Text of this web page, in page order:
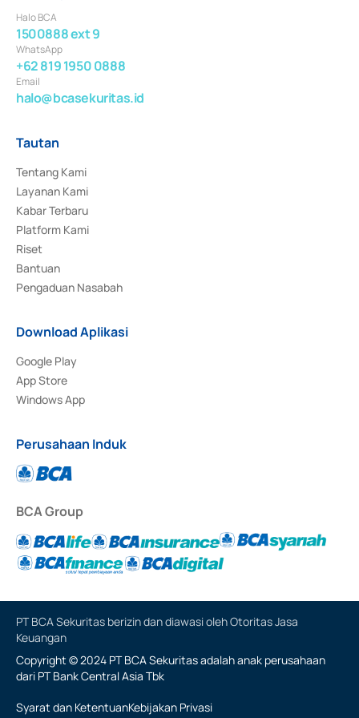
Halo BCA
1500888 ext 9
WhatsApp
+62 819 1950 0888
Email
halo@bcasekuritas.id
Tautan
Tentang Kami
Layanan Kami
Kabar Terbaru
Platform Kami
Riset
Bantuan
Pengaduan Nasabah
Download Aplikasi
Google Play
App Store
Windows App
Perusahaan Induk
BCA Group
PT BCA Sekuritas berizin dan diawasi oleh Otoritas Jasa
Keuangan
Copyright © 2024 PT BCA Sekuritas adalah anak perusahaan
dari PT Bank Central Asia Tbk
Syarat dan KetentuanKebijakan Privasi